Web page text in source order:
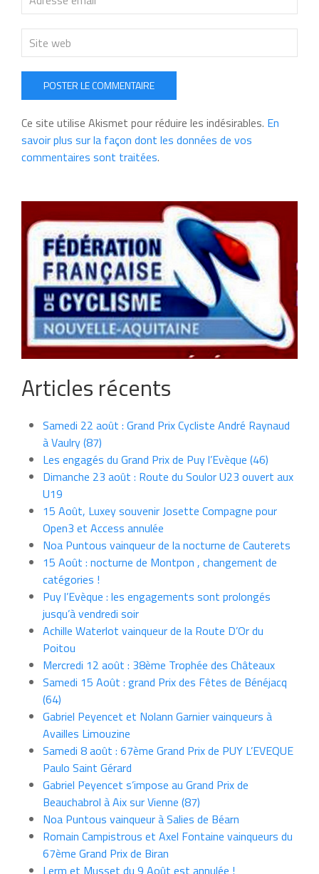
POSTER LE COMMENTAIRE
Ce site utilise Akismet pour réduire les indésirables. En
savoir plus sur la façon dont les données de vos
commentaires sont traitées.
Articles récents
Samedi 22 août : Grand Prix Cycliste André Raynaud
à Vaulry (87)
Les engagés du Grand Prix de Puy l’Evèque (46)
Dimanche 23 août : Route du Soulor U23 ouvert aux
U19
15 Août, Luxey souvenir Josette Compagne pour
Open3 et Access annulée
Noa Puntous vainqueur de la nocturne de Cauterets
15 Août : nocturne de Montpon , changement de
catégories !
Puy l’Evèque : les engagements sont prolongés
jusqu’à vendredi soir
Achille Waterlot vainqueur de la Route D’Or du
Poitou
Mercredi 12 août : 38ème Trophée des Châteaux
Samedi 15 Août : grand Prix des Fêtes de Bénéjacq
(64)
Gabriel Peyencet et Nolann Garnier vainqueurs à
Availles Limouzine
Samedi 8 août : 67ème Grand Prix de PUY L’EVEQUE
Paulo Saint Gérard
Gabriel Peyencet s’impose au Grand Prix de
Beauchabrol à Aix sur Vienne (87)
Noa Puntous vainqueur à Salies de Béarn
Romain Campistrous et Axel Fontaine vainqueurs du
67ème Grand Prix de Biran
Lerm et Musset du 9 Août est annulée !